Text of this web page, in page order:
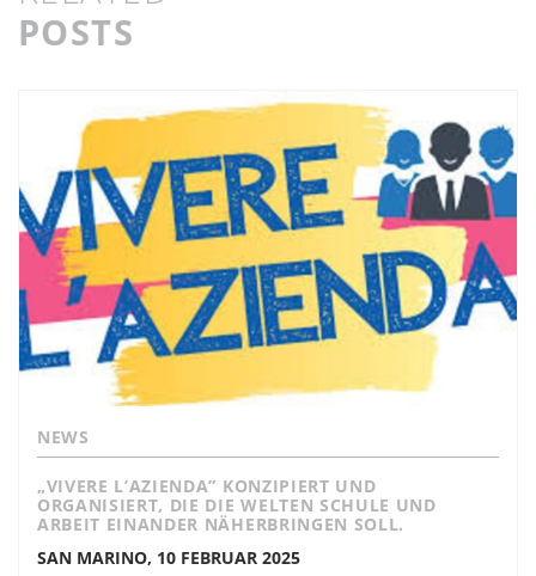
POSTS
NEWS
„VIVERE L’AZIENDA” KONZIPIERT UND
ORGANISIERT, DIE DIE WELTEN SCHULE UND
ARBEIT EINANDER NÄHERBRINGEN SOLL.
SAN MARINO, 10 FEBRUAR 2025